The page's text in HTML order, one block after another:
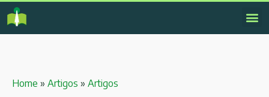
Home » Artigos » Artigos